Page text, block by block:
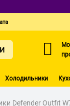
Холодильники
Defender Outfit